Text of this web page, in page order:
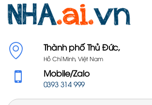
Thành phố Thủ Đức,
Hồ Chí Minh, Việt Nam
Mobile/Zalo
0393 314 999